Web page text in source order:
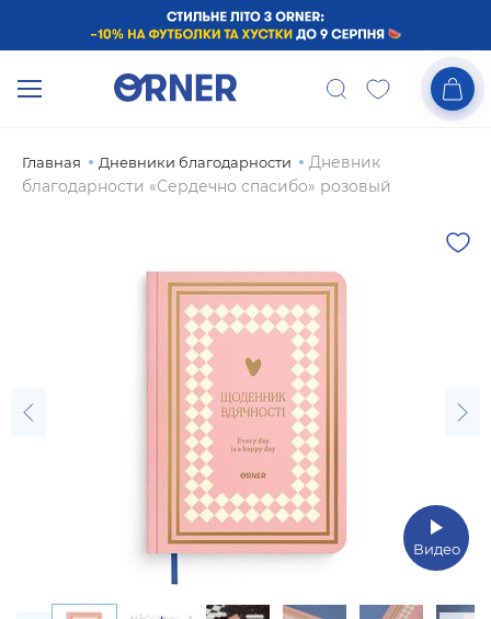
Главная Дневники благодарности
Дневник
благодарности «Сердечно спасибо» розовый
Видео